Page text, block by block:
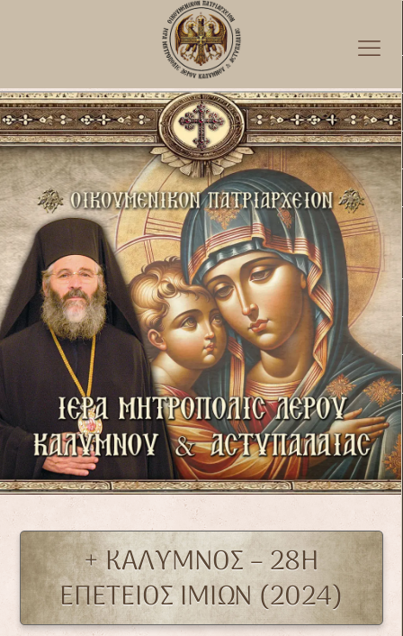
+ ΚΑΛΥΜΝΟΣ – 28Η
ΕΠΕΤΕΙΟΣ ΙΜΙΩΝ (2024)